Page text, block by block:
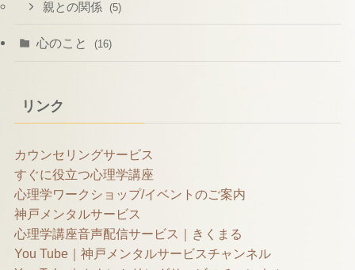
親との関係 (5)
心のこと (16)
リンク
カウンセリングサービス
すぐに役立つ心理学講座
心理学ワークショップ/イベントのご案内
神戸メンタルサービス
心理学講座音声配信サービス｜きくまる
You Tube｜神戸メンタルサービスチャンネル